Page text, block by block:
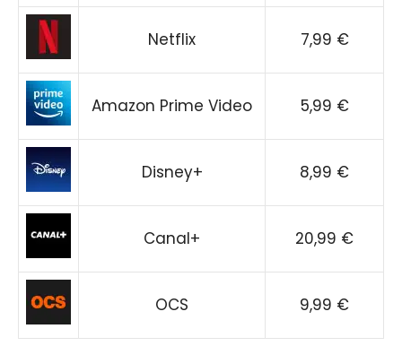
Netflix 7,99 €
Amazon Prime Video 5,99 €
Disney+ 8,99 €
Canal+ 20,99 €
OCS 9,99 €